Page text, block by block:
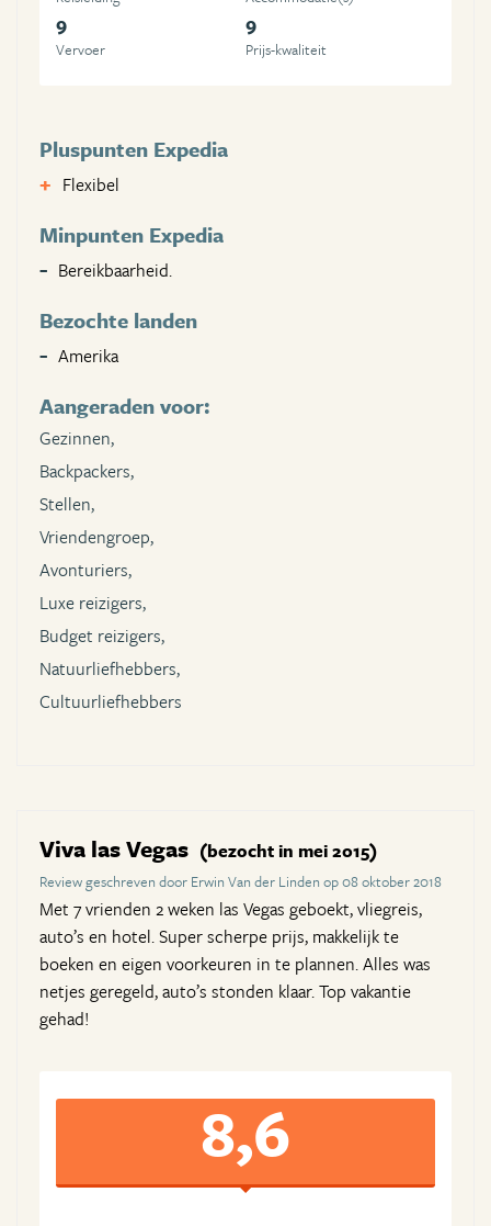
9
Vervoer
9
Prijs-kwaliteit
Pluspunten Expedia
Flexibel
Minpunten Expedia
Bereikbaarheid.
Bezochte landen
Amerika
Aangeraden voor:
Gezinnen,
Backpackers,
Stellen,
Vriendengroep,
Avonturiers,
Luxe reizigers,
Budget reizigers,
Natuurliefhebbers,
Cultuurliefhebbers
Viva las Vegas (bezocht in mei 2015)
Review geschreven door Erwin Van der Linden op 08 oktober 2018
Met 7 vrienden 2 weken las Vegas geboekt, vliegreis,
auto’s en hotel. Super scherpe prijs, makkelijk te
boeken en eigen voorkeuren in te plannen. Alles was
netjes geregeld, auto’s stonden klaar. Top vakantie
gehad!
8,6